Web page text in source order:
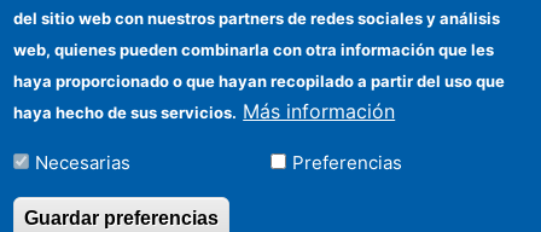
CSIC Electronic Office
Funding entities
Location
Información para proveedores
del sitio web con nuestros partners de redes sociales y análisis
web, quienes pueden combinarla con otra información que les
haya proporcionado o que hayan recopilado a partir del uso que
haya hecho de sus servicios. Más información
Necesarias Preferencias
Guardar preferencias